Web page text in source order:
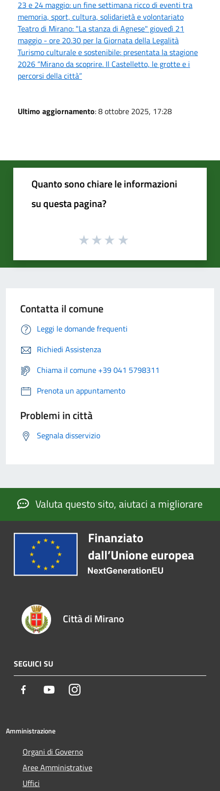
23 e 24 maggio: un fine settimana ricco di eventi tra
memoria, sport, cultura, solidarietà e volontariato
Teatro di Mirano: "La stanza di Agnese" giovedì 21
maggio - ore 20.30 per la Giornata della Legalità
Turismo culturale e sostenibile: presentata la stagione
2026 “Mirano da scoprire. Il Castelletto, le grotte e i
percorsi della città”
Ultimo aggiornamento: 8 ottobre 2025, 17:28
Quanto sono chiare le informazioni
su questa pagina?
Contatta il comune
Leggi le domande frequenti
Richiedi Assistenza
Chiama il comune +39 041 5798311
Prenota un appuntamento
Problemi in città
Segnala disservizio
Valuta questo sito, aiutaci a migliorare
Città di Mirano
SEGUICI SU
Facebook YoutubeInstagram
Amministrazione
Organi di Governo
Aree Amministrative
Uffici